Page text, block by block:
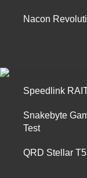
Nacon
Speedlink
Snakebyte
Test
QRD Stellar